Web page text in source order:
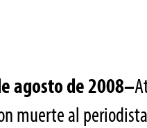
agosto de 2008–
muerte al